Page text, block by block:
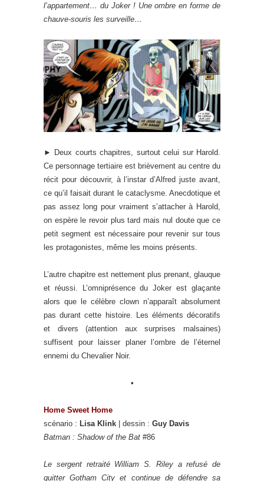
l’appartement… du Joker ! Une ombre en forme de
chauve-souris les surveille…
► Deux courts chapitres, surtout celui sur Harold.
Ce personnage tertiaire est brièvement au centre du
récit pour découvrir, à l’instar d’Alfred juste avant,
ce qu’il faisait durant le cataclysme. Anecdotique et
pas assez long pour vraiment s’attacher à Harold,
on espère le revoir plus tard mais nul doute que ce
petit segment est nécessaire pour revenir sur tous
les protagonistes, même les moins présents.
L’autre chapitre est nettement plus prenant, glauque
et réussi. L’omniprésence du Joker est glaçante
alors que le célèbre clown n’apparaît absolument
pas durant cette histoire. Les éléments décoratifs
et divers (attention aux surprises malsaines)
suffisent pour laisser planer l’ombre de l’éternel
ennemi du Chevalier Noir.
•
Home Sweet Home
scénario : Lisa Klink | dessin : Guy Davis
Batman : Shadow of the Bat #86
Le sergent retraité William S. Riley a refusé de
quitter Gotham City et continue de défendre sa